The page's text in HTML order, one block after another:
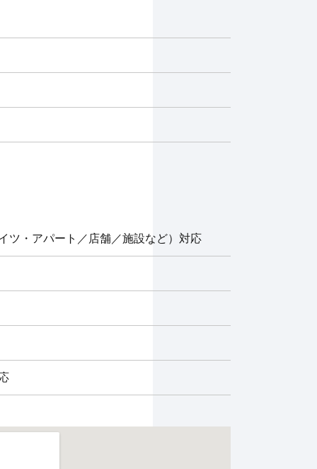
ツ・アパート／店舗／施設など）対応